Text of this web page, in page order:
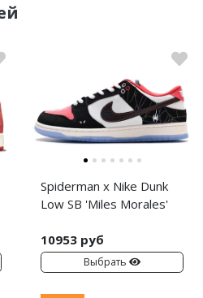
Spiderman x Nike Dunk
Low SB 'Miles Morales'
10953 руб
Выбрать